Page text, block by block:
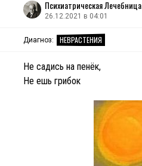
Психиатрическая Лечебница
26.12.2021 в 04:01
Диагноз: НЕВРАСТЕНИЯ
Не садись на пенёк,
Не ешь грибок